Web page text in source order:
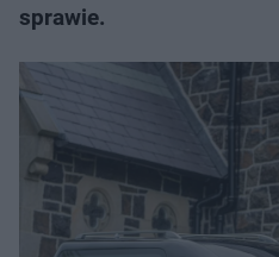
sprawie.